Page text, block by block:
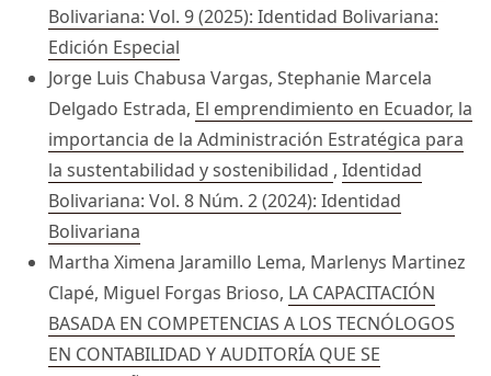
Bolivariana: Vol. 9 (2025): Identidad Bolivariana:
Edición Especial
Jorge Luis Chabusa Vargas, Stephanie Marcela
Delgado Estrada, El emprendimiento en Ecuador, la
importancia de la Administración Estratégica para
la sustentabilidad y sostenibilidad , Identidad
Bolivariana: Vol. 8 Núm. 2 (2024): Identidad
Bolivariana
Martha Ximena Jaramillo Lema, Marlenys Martinez
Clapé, Miguel Forgas Brioso, LA CAPACITACIÓN
BASADA EN COMPETENCIAS A LOS TECNÓLOGOS
EN CONTABILIDAD Y AUDITORÍA QUE SE